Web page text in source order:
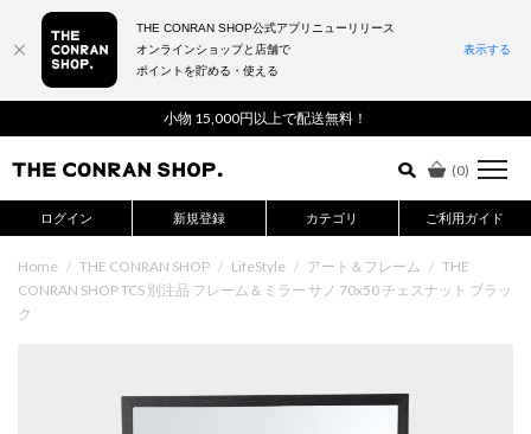
小物 15,000円以上で配送無料！
(0)
ログイン 新規登録 カテゴリ ご利用ガイド
詳細検索はこちら
Home / THE CONRAN SHOP / LifeStyle / アート＆フレーム / THE
CONRAN SHOP TCS 別注品 フレーム＆ミラー サノ 70x50 チェスナット ブラッ
ク
THE CONRAN SHOP公式アプリニューリリース
オンラインショップと店舗で
ポイントを貯める・使える
表示する